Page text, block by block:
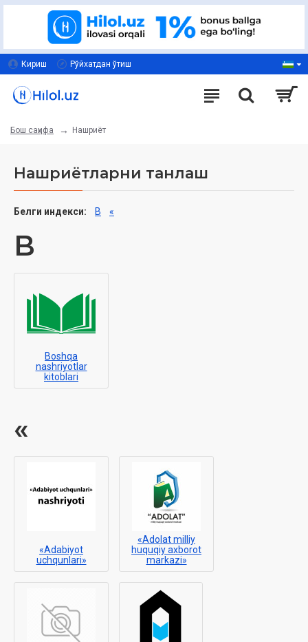
Кириш Рўйхатдан ўтиш
Бош саҳифа Нашриёт
Нашриётларни танлаш
Белги индекси: B «
B
Boshqa
nashriyotlar
kitoblari
«
«Adabiyot
uchqunlari»
«Adolat milliy
huquqiy axborot
markazi»